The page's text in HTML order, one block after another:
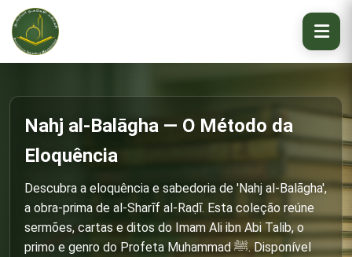
Nahj al-Balāgha — O Método da
Eloquência
Descubra a eloquência e sabedoria de 'Nahj al-Balāgha',
a obra-prima de al-Sharīf al-Raḍī. Esta coleção reúne
sermões, cartas e ditos do Imam Ali ibn Abi Talib, o
primo e genro do Profeta Muhammad ﷺ. Disponível